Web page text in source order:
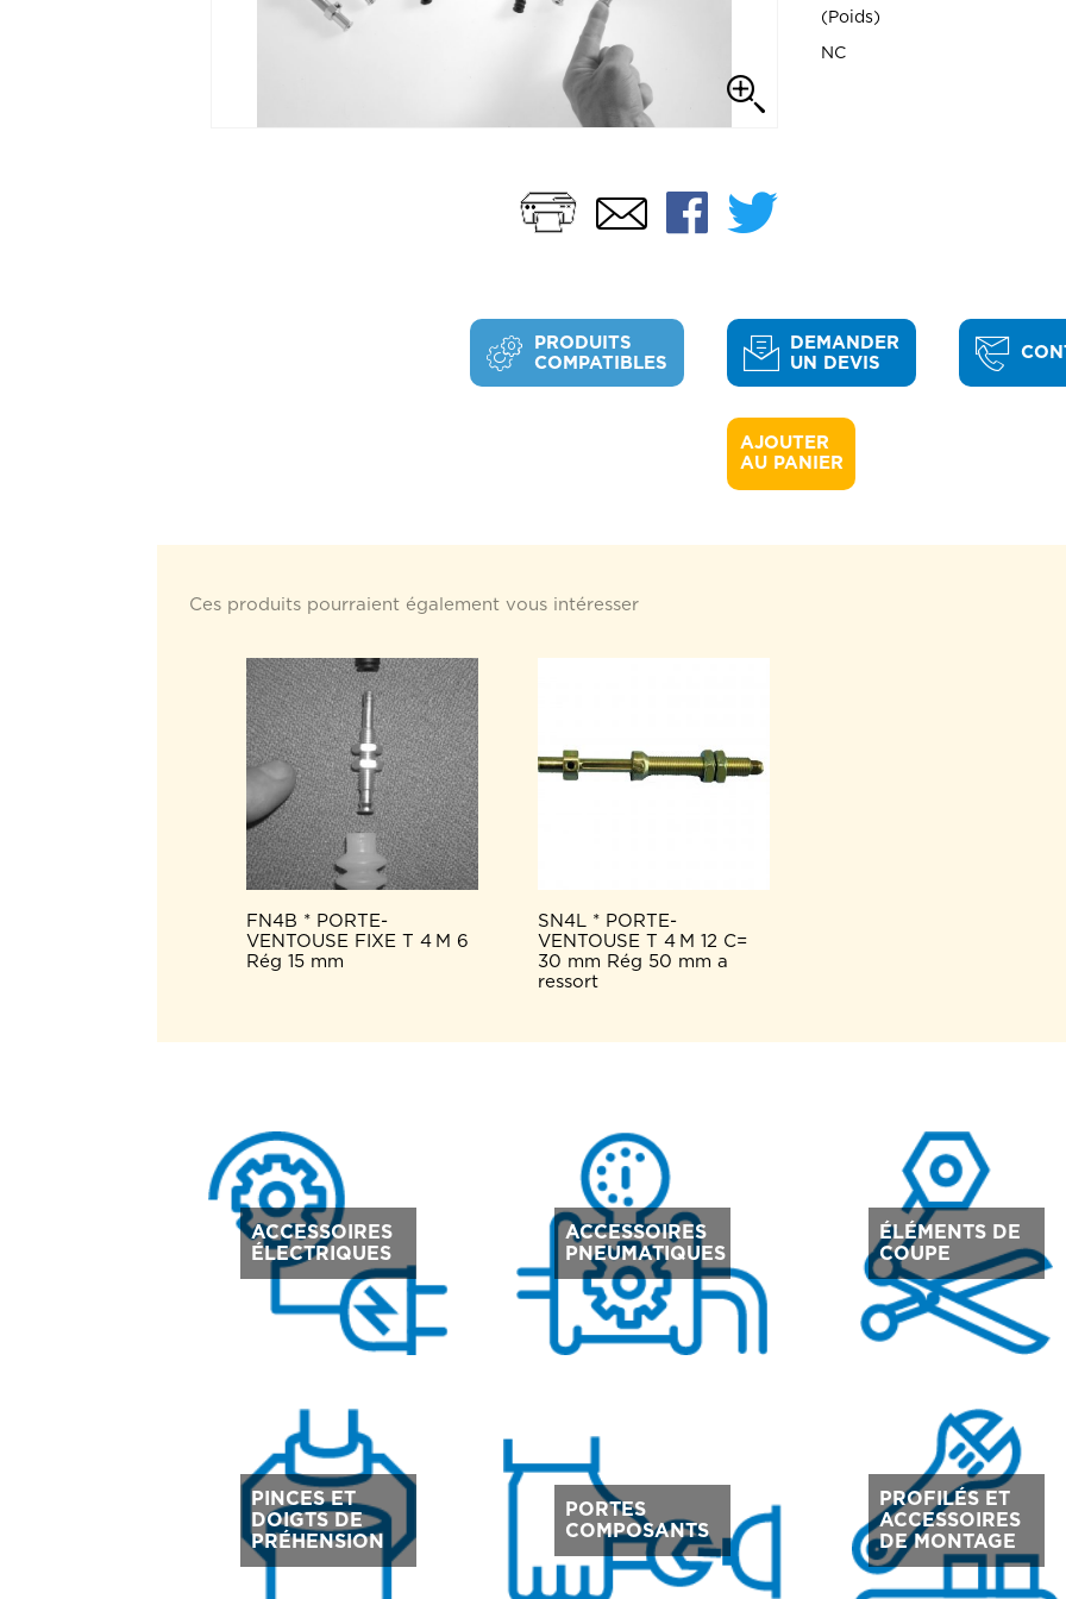
Imprimer
EmailFacebook
Twitter
Poids
NC
PRODUITS
COMPATIBLES
DEMANDER
UN DEVIS
AJOUTER
AU PANIER
Ces produits pourraient également vous intéresser
FN4B * PORTE-
VENTOUSE FIXE T 4 M 6
Rég 15 mm
SN4L * PORTE-
VENTOUSE T 4 M 12 C=
30 mm Rég 50 mm a
ressort
ACCESSOIRES
ÉLECTRIQUES
ACCESSOIRES
PNEUMATIQUES
ÉLÉMENTS DE
COUPE
PINCES ET
DOIGTS DE
PRÉHENSION
PORTES
COMPOSANTS
PROFILÉS ET
ACCESSOIRES
DE MONTAGE